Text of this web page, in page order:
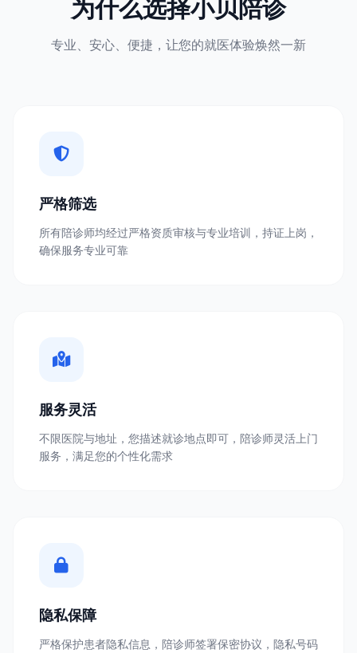
为什么选择小贝陪诊
专业、安心、便捷，让您的就医体验焕然一新
严格筛选
所有陪诊师均经过严格资质审核与专业培训，持证上岗，
确保服务专业可靠
服务灵活
不限医院与地址，您描述就诊地点即可，陪诊师灵活上门
服务，满足您的个性化需求
隐私保障
严格保护患者隐私信息，陪诊师签署保密协议，隐私号码